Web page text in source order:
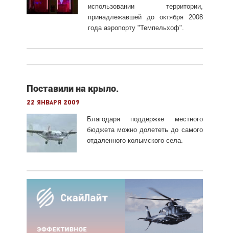
использовании территории,
принадлежавшей до октября 2008
года аэропорту "Темпельхоф".
Поставили на крыло.
22 января 2009
Благодаря поддержке местного
бюджета можно долететь до самого
отдаленного колымского села.